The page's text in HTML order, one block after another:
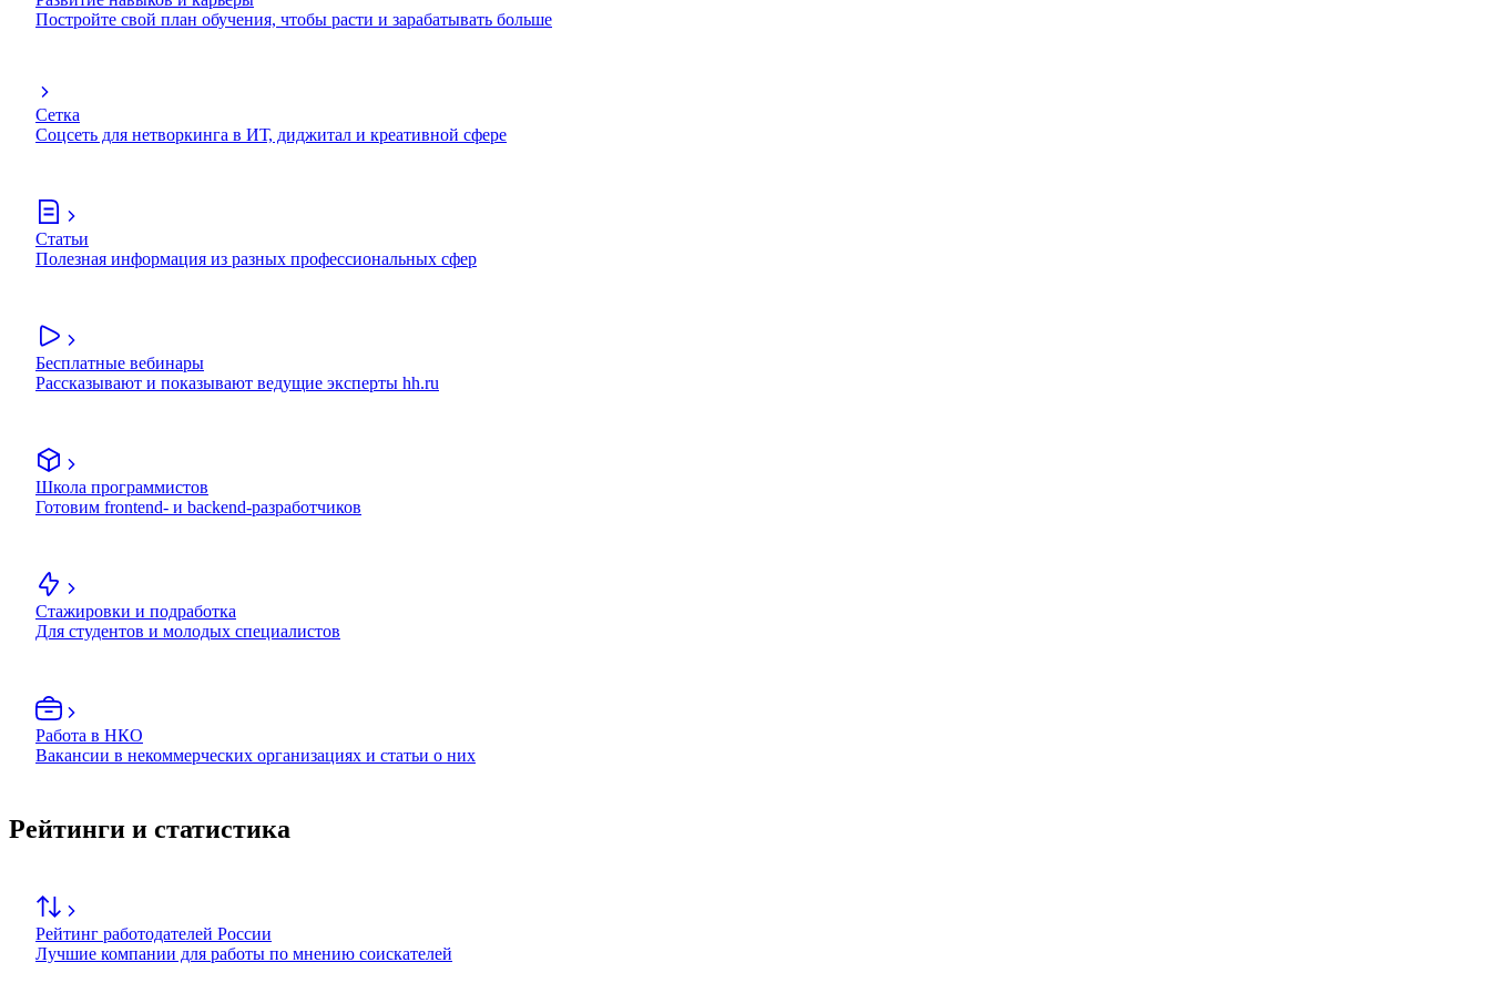
Постройте свой план обучения, чтобы расти и зарабатывать больше
Сетка
Соцсеть для нетворкинга в ИТ, диджитал и креативной сфере
Статьи
Полезная информация из разных профессиональных сфер
Бесплатные вебинары
Рассказывают и показывают ведущие эксперты hh.ru
Школа программистов
Готовим frontend- и backend-разработчиков
Стажировки и подработка
Для студентов и молодых специалистов
Работа в НКО
Вакансии в некоммерческих организациях и статьи о них
Рейтинги и статистика
Рейтинг работодателей России
Лучшие компании для работы по мнению соискателей